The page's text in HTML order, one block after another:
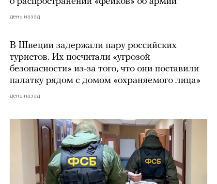
день назад
В Швеции задержали пару российских
туристов. Их посчитали «угрозой
безопасности» из-за того, что они поставили
палатку рядом с домом «охраняемого лица»
день назад